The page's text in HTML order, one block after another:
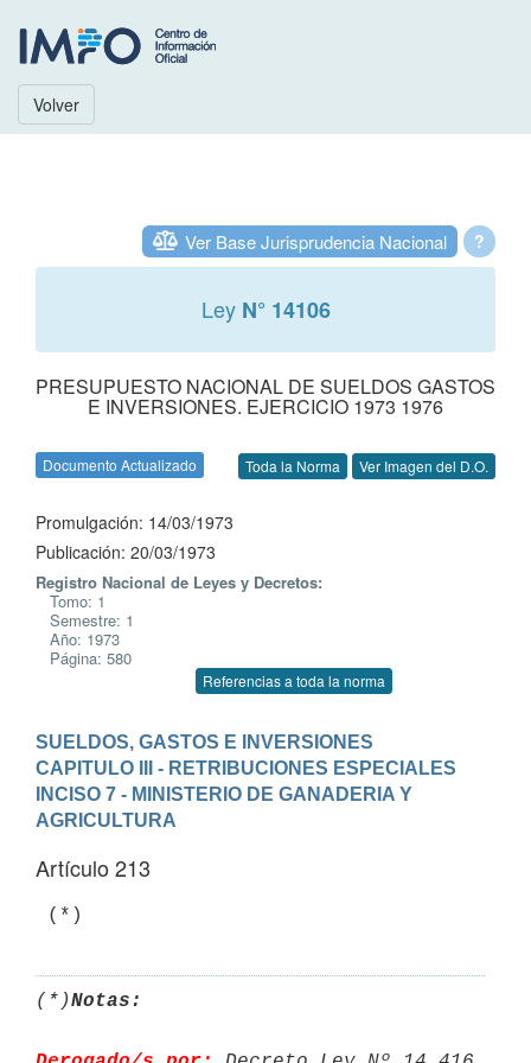
Volver
?
Ver Base Jurisprudencia Nacional
Ley N° 14106
PRESUPUESTO NACIONAL DE SUELDOS GASTOS
E INVERSIONES. EJERCICIO 1973 1976
Documento Actualizado Toda la Norma Ver Imagen del D.O.
Promulgación: 14/03/1973
Publicación: 20/03/1973
Registro Nacional de Leyes y Decretos:
Tomo: 1
Semestre: 1
Año: 1973
Página: 580
Referencias a toda la norma
SUELDOS, GASTOS E INVERSIONES
CAPITULO III - RETRIBUCIONES ESPECIALES
INCISO 7 - MINISTERIO DE GANADERIA Y
AGRICULTURA
Artículo 213
(*)Notas: